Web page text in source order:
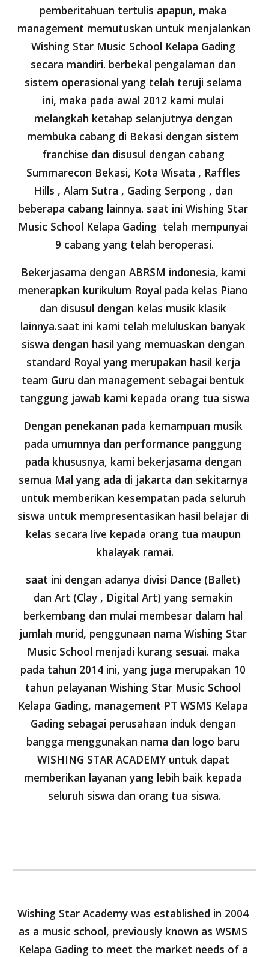
pemberitahuan tertulis apapun, maka
management memutuskan untuk menjalankan
Wishing Star Music School Kelapa Gading
secara mandiri. berbekal pengalaman dan
sistem operasional yang telah teruji selama
ini, maka pada awal 2012 kami mulai
melangkah ketahap selanjutnya dengan
membuka cabang di Bekasi dengan sistem
franchise dan disusul dengan cabang
Summarecon Bekasi, Kota Wisata , Raffles
Hills , Alam Sutra , Gading Serpong , dan
beberapa cabang lainnya. saat ini Wishing Star
Music School Kelapa Gading  telah mempunyai
9 cabang yang telah beroperasi.
Bekerjasama dengan ABRSM indonesia, kami
menerapkan kurikulum Royal pada kelas Piano
dan disusul dengan kelas musik klasik
lainnya.saat ini kami telah meluluskan banyak
siswa dengan hasil yang memuaskan dengan
standard Royal yang merupakan hasil kerja
team Guru dan management sebagai bentuk
tanggung jawab kami kepada orang tua siswa
Dengan penekanan pada kemampuan musik
pada umumnya dan performance panggung
pada khususnya, kami bekerjasama dengan
semua Mal yang ada di jakarta dan sekitarnya
untuk memberikan kesempatan pada seluruh
siswa untuk mempresentasikan hasil belajar di
kelas secara live kepada orang tua maupun
khalayak ramai.
saat ini dengan adanya divisi Dance (Ballet)
dan Art (Clay , Digital Art) yang semakin
berkembang dan mulai membesar dalam hal
jumlah murid, penggunaan nama Wishing Star
Music School menjadi kurang sesuai. maka
pada tahun 2014 ini, yang juga merupakan 10
tahun pelayanan Wishing Star Music School
Kelapa Gading, management PT WSMS Kelapa
Gading sebagai perusahaan induk dengan
bangga menggunakan nama dan logo baru
WISHING STAR ACADEMY untuk dapat
memberikan layanan yang lebih baik kepada
seluruh siswa dan orang tua siswa.
Wishing Star Academy was established in 2004
as a music school, previously known as WSMS
Kelapa Gading to meet the market needs of a